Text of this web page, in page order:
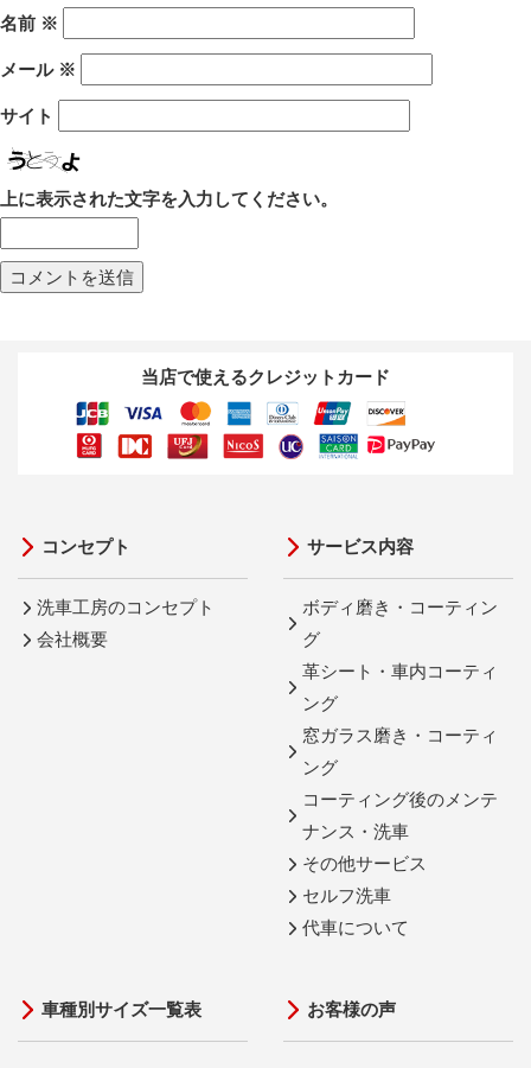
名前 ※
メール ※
サイト
上に表示された文字を入力してください。
当店で使えるクレジットカード
コンセプト
洗車工房のコンセプト
会社概要
サービス内容
ボディ磨き・コーティン
グ
革シート・車内コーティ
ング
窓ガラス磨き・コーティ
ング
コーティング後のメンテ
ナンス・洗車
その他サービス
セルフ洗車
代車について
車種別サイズ一覧表 お客様の声